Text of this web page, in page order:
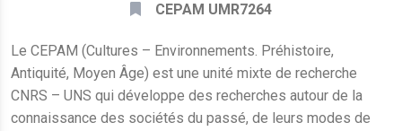
CEPAM UMR7264
Le CEPAM (Cultures – Environnements. Préhistoire,
Antiquité, Moyen Âge) est une unité mixte de recherche
CNRS – UNS qui développe des recherches autour de la
connaissance des sociétés du passé, de leurs modes de